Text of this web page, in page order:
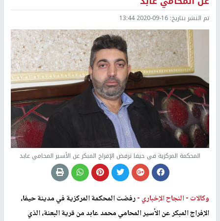
تم النشر بتاريخ: 2020-09-16 13:44
المحكمة المركزية في حيفا ترفض الإفراج المبكر عن الأسير المحامي عابد
وكالات -النجاح الإخباري -رفضت المحكمة المركزية في مدينة حيفا،
الإفراج المبكر عن الأسير المحامي محمد عابد من قرية البعنة، الذي